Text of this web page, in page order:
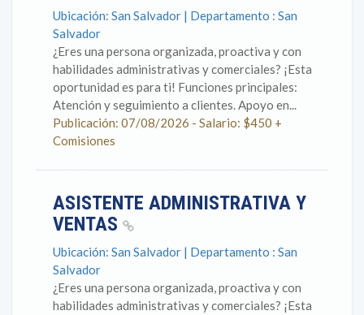
Ubicación: San Salvador | Departamento : San
Salvador
¿Eres una persona organizada, proactiva y con
habilidades administrativas y comerciales? ¡Esta
oportunidad es para ti! Funciones principales:
Atención y seguimiento a clientes. Apoyo en...
Publicación: 07/08/2026 - Salario: $450 +
Comisiones
ASISTENTE ADMINISTRATIVA Y
VENTAS
Ubicación: San Salvador | Departamento : San
Salvador
¿Eres una persona organizada, proactiva y con
habilidades administrativas y comerciales? ¡Esta